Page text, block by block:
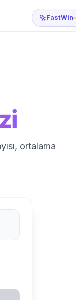
FastWin
ortalama